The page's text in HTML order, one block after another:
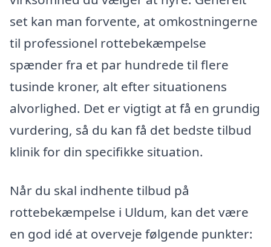
set kan man forvente, at omkostningerne
til professionel rottebekæmpelse
spænder fra et par hundrede til flere
tusinde kroner, alt efter situationens
alvorlighed. Det er vigtigt at få en grundig
vurdering, så du kan få det bedste tilbud
klinik for din specifikke situation.
Når du skal indhente tilbud på
rottebekæmpelse i Uldum, kan det være
en god idé at overveje følgende punkter: